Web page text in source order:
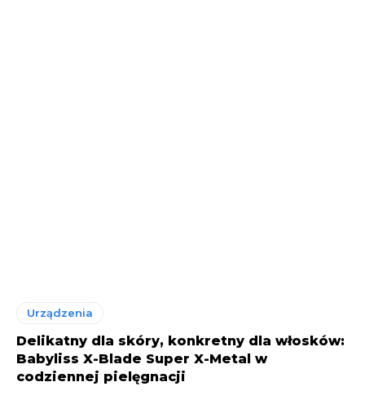
Urządzenia
Delikatny dla skóry, konkretny dla włosków:
Babyliss X-Blade Super X-Metal w
codziennej pielęgnacji